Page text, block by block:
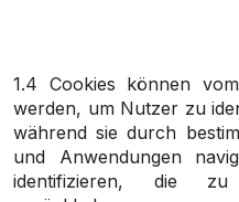
1.4 Cookies können
werden, um Nutzer zu
während sie durch
und Anwendungen
identifizieren, die zu